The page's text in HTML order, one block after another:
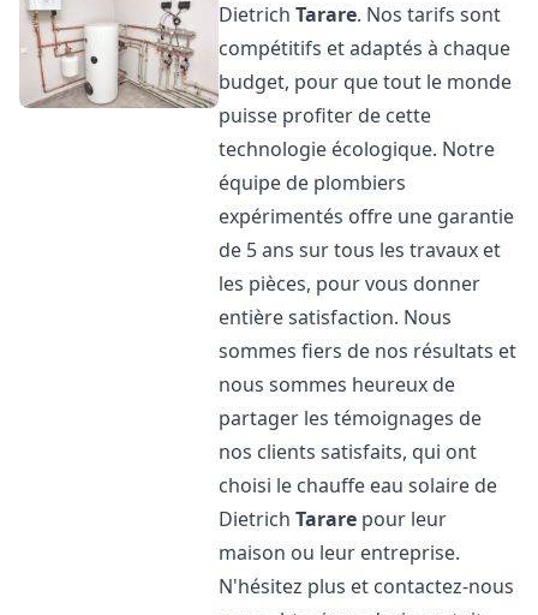
DietrichTarare. Nos tarifs sont
compétitifs et adaptés à chaque
budget, pour que tout le monde
puisse profiter de cette
technologie écologique. Notre
équipe de plombiers
expérimentés offre une garantie
de 5 ans sur tous les travaux et
les pièces, pour vous donner
entière satisfaction. Nous
sommes fiers de nos résultats et
nous sommes heureux de
partager les témoignages de
nos clients satisfaits, qui ont
choisi le chauffe eau solaire de
DietrichTarare pour leur
maison ou leur entreprise.
N'hésitez plus et contactez-nous